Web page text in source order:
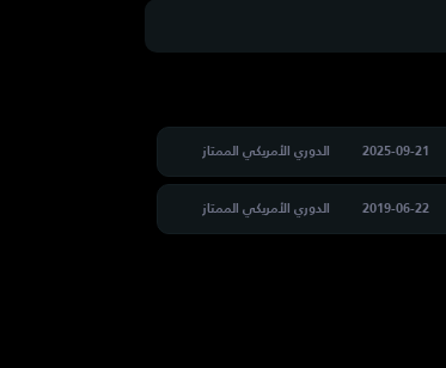
2025-09-21 الدوري الأمريكي الممتاز
2019-06-22 الدوري الأمريكي الممتاز